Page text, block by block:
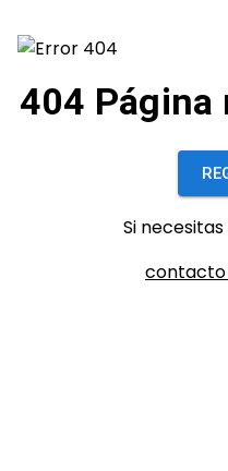
404 Página
Si
contacto